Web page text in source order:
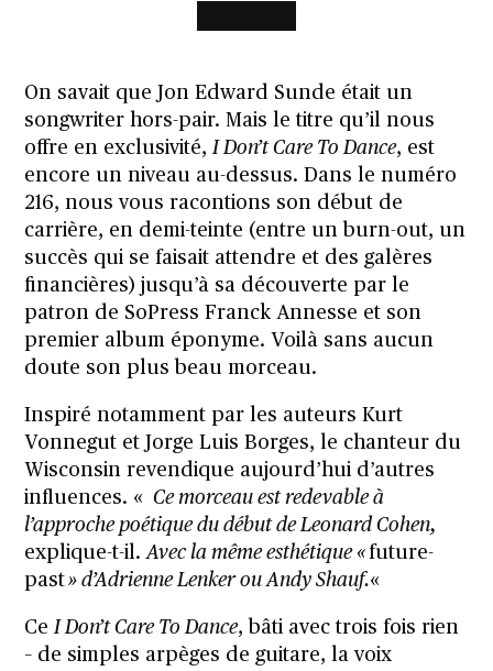
On savait que Jon Edward Sunde était un
songwriter hors-pair. Mais le titre qu’il nous
offre en exclusivité,I Don’t Care To Dance, est
encore un niveau au-dessus.Dans le numéro
216, nous vous racontions son début de
carrière, en demi-teinte (entre un burn-out, un
succès qui se faisait attendre et des galères
financières) jusqu’à sa découverte par le
patron de SoPress Franck Annesse et son
premier album éponyme. Voilà sans aucun
doute son plus beau morceau.
Inspiré notamment par les auteurs Kurt
Vonnegut et Jorge Luis Borges, le chanteur du
Wisconsin revendique aujourd’hui d’autres
influences. «Ce morceau est redevable à
l’approche poétique du début de Leonard Cohen,
explique-t-il.Avec la même esthétique «future-
past» d’Adrienne Lenker ou Andy Shauf.«
CeI Don’t Care To Dance, bâti avec trois fois rien
– de simples arpèges de guitare, la voix